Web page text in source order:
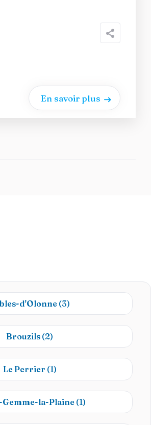
En savoir plus
d'Olonne(3)
Brouzils (2)
Le Perrier (1)
Gemme-la-Plaine (1)